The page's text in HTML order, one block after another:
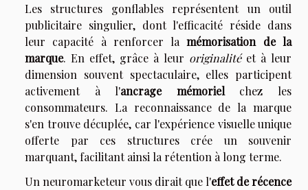
Les structures gonflables représentent un outil
publicitaire singulier, dont l'efficacité réside dans
leur capacité à renforcer lamémorisation de la
marque. En effet, grâce à leur originalitéet à leur
dimension souvent spectaculaire, elles participent
activement à l'ancrage mémorielchez les
consommateurs. La reconnaissance de la marque
s'en trouve décuplée, car l'expérience visuelle unique
offerte par ces structures crée un souvenir
marquant, facilitant ainsi la rétention à long terme.
Un neuromarketeur vous dirait que l'effet de récence